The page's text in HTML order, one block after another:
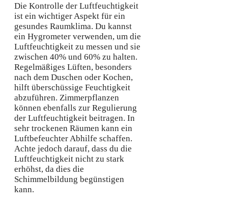
Die Kontrolle der Luftfeuchtigkeit
ist ein wichtiger Aspekt für ein
gesundes Raumklima. Du kannst
ein Hygrometer verwenden, um die
Luftfeuchtigkeit zu messen und sie
zwischen 40% und 60% zu halten.
Regelmäßiges Lüften, besonders
nach dem Duschen oder Kochen,
hilft überschüssige Feuchtigkeit
abzuführen. Zimmerpflanzen
können ebenfalls zur Regulierung
der Luftfeuchtigkeit beitragen. In
sehr trockenen Räumen kann ein
Luftbefeuchter Abhilfe schaffen.
Achte jedoch darauf, dass du die
Luftfeuchtigkeit nicht zu stark
erhöhst, da dies die
Schimmelbildung begünstigen
kann.